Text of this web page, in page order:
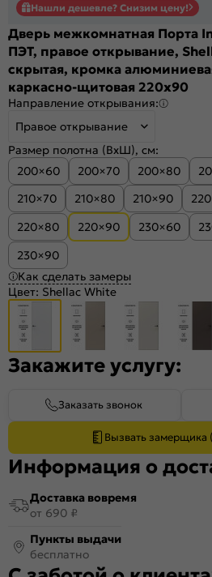
Нашли дешевле? Снизим цену!
Дверь межкомнатная Порта
ПЭТ, правое открывание,
скрытая, кромка
каркасно-щитовая 220x90
Направление открывания:
Правое открывание
Размер полотна (ВхШ), см:
200×60
200×70 200×80
210×70
210×80 210×90
220×80
220×90 230×60
230×90
Как сделать замеры
Цвет: Shellac White
Закажите услугу:
Заказать звонок
Вызвать замерщика
Информация о
Доставка вовремя
от 690 ₽
Пункты выдачи
бесплатно